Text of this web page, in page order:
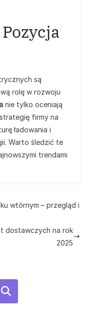
są
rolę w rozwoju
nie tylko oceniają
firmy na
ładowania i
Warto śledzić te
trendami
wtórnym – przegląd i
dostawczych na rok
2025